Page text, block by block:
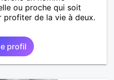
ou proche qui soit
de la vie à deux.
profil